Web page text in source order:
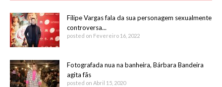
Filipe Vargas fala da sua personagem sexualmente
controversa...
posted on Fevereiro 16, 2022
Fotografada nua na banheira, Bárbara Bandeira
agita fãs
posted on Abril 15, 2020